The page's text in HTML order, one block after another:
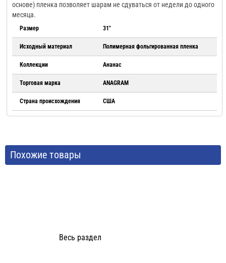
основе) пленка позволяет шарам не сдуваться от недели до одного
месяца.
Размер 31"
Исходный материал Полимерная фольгированная пленка
Коллекции Ананас
Торговая марка ANAGRAM
Страна происхождения США
Похожие товары
Весь раздел